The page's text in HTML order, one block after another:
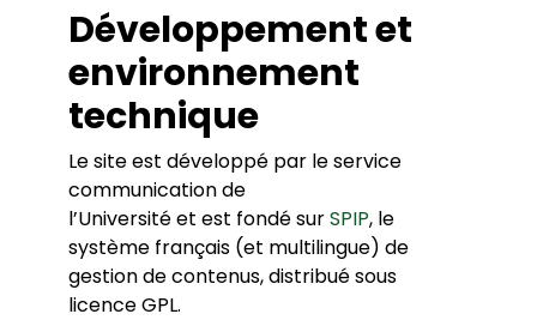
Développement et
environnement
technique
Le site est développé par le service
communication de
l’Université et est fondé surSPIP, le
système français (et multilingue) de
gestion de contenus, distribué sous
licence GPL.